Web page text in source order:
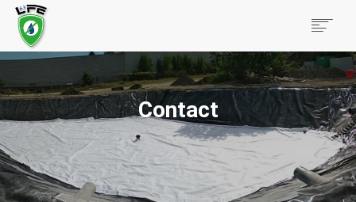
ACCUEIL
TECHNIQUES & PRODUITS
BTP & TRAVAUX PUBLICS
AGRICOLE & PARTICULIERS
RÉALISATIONS
CONTACT
Contact